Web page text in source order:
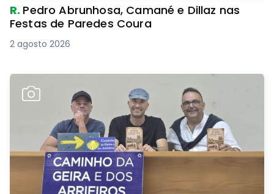
R. Pedro Abrunhosa, Camané e Dillaz nas
Festas de Paredes Coura
2 agosto 2026